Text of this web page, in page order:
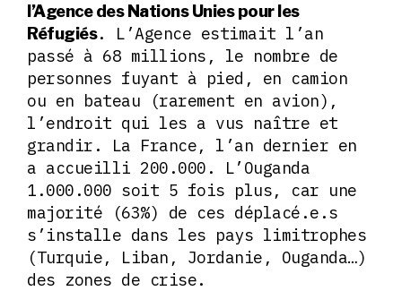
l’Agence des Nations Unies pour les
Réfugiés. L’Agence estimait l’an
passé à 68 millions, le nombre de
personnes fuyant à pied, en camion
ou en bateau (rarement en avion),
l’endroit qui les a vus naître et
grandir. La France, l’an dernier en
a accueilli 200.000. L’Ouganda
1.000.000 soit 5 fois plus, car une
majorité (63%) de ces déplacé.e.s
s’installe dans les pays limitrophes
(Turquie, Liban, Jordanie, Ouganda…)
des zones de crise.